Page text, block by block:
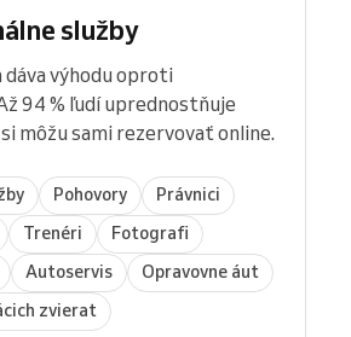
služby
dáva výhodu oproti
94 % ľudí uprednostňuje
môžu sami rezervovať online.
Pohovory
Právnici
Trenéri
Fotografi
Autoservis
Opravovne áut
zvierat